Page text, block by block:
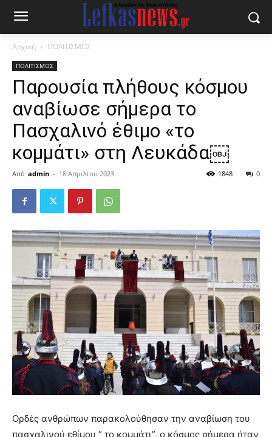
Αρχική ΠΟΛΙΤΙΣΜΟΣ
ΠΟΛΙΤΙΣΜΟΣ
Παρουσία πλήθους κόσμου
αναβίωσε σήμερα το
Πασχαλινό έθιμο «το
κομμάτι» στη Λευκάδα￼
Από admin - 18 Απριλίου 2023 0
1848
Ορδές ανθρώπων παρακολούθησαν την αναβίωση του
πασχαλινού εθίμου ” το κομμάτι”, ο κόσμος σήμερα ήταν